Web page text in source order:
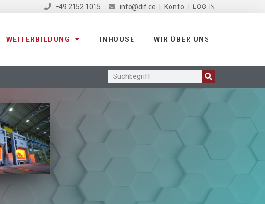
+49 2152 1015 info@dif.de Konto LOG IN
WEITERBILDUNG INHOUSE WIR ÜBER UNS